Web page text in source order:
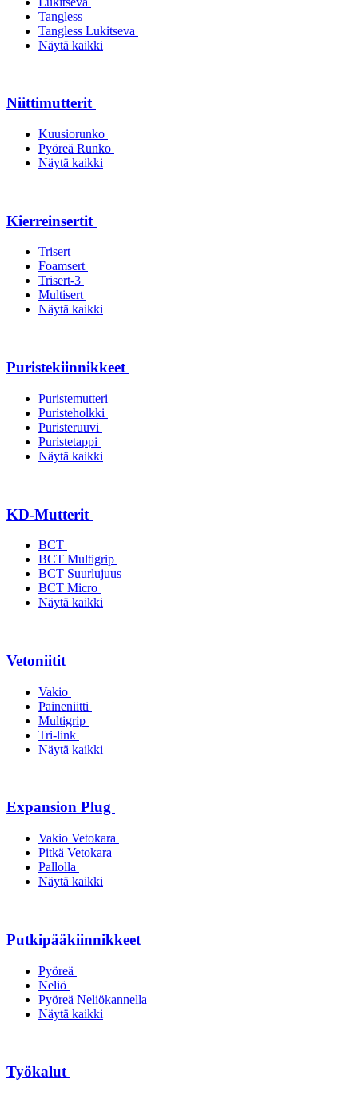
Tangless
Tangless Lukitseva
Näytä kaikki
Niittimutterit
Kuusiorunko
Pyöreä Runko
Näytä kaikki
Kierreinsertit
Trisert
Foamsert
Trisert-3
Multisert
Näytä kaikki
Puristekiinnikkeet
Puristemutteri
Puristeholkki
Puristeruuvi
Puristetappi
Näytä kaikki
KD-Mutterit
BCT
BCT Multigrip
BCT Suurlujuus
BCT Micro
Näytä kaikki
Vetoniitit
Vakio
Paineniitti
Multigrip
Tri-link
Näytä kaikki
Expansion Plug
Vakio Vetokara
Pitkä Vetokara
Pallolla
Näytä kaikki
Putkipääkiinnikkeet
Pyöreä
Neliö
Pyöreä Neliökannella
Näytä kaikki
Työkalut